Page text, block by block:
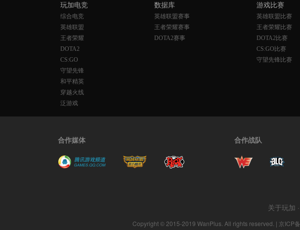
玩加电竞
综合电竞
英雄联盟
王者荣耀
DOTA2
CS:GO
守望先锋
和平精英
穿越火线
泛游戏
数据库
英雄联盟赛事
王者荣耀赛事
DOTA2赛事
游戏比赛
英雄联盟比赛
王者荣耀比赛
DOTA2比赛
CS:GO比赛
守望先锋比赛
合作媒体 合作战队
关于玩加 ·
Copyright © 2015-2019 WanPlus. All rights reserved. | 京ICP